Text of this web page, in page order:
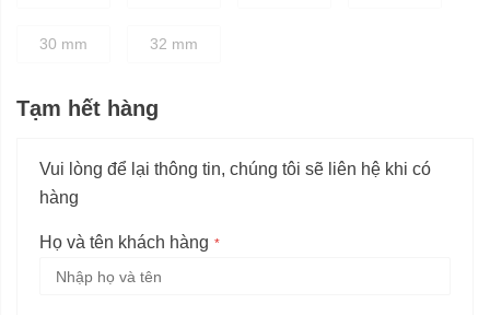
30 mm 32 mm
Tạm hết hàng
Vui lòng để lại thông tin, chúng tôi sẽ liên hệ khi có
hàng
Họ và tên khách hàng